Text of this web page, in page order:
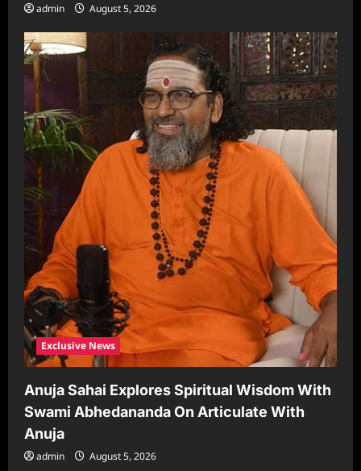
admin August 5, 2026
Exclusive News
Anuja Sahai Explores Spiritual Wisdom With
Swami Abhedananda On Articulate With
Anuja
admin August 5, 2026